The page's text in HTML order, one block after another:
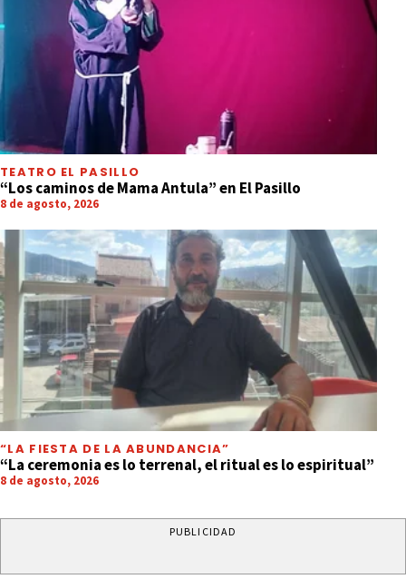
TEATRO EL PASILLO
“Los caminos de Mama Antula” en El Pasillo
8 de agosto, 2026
“LA FIESTA DE LA ABUNDANCIA”
“La ceremonia es lo terrenal, el ritual es lo espiritual”
8 de agosto, 2026
PUBLICIDAD